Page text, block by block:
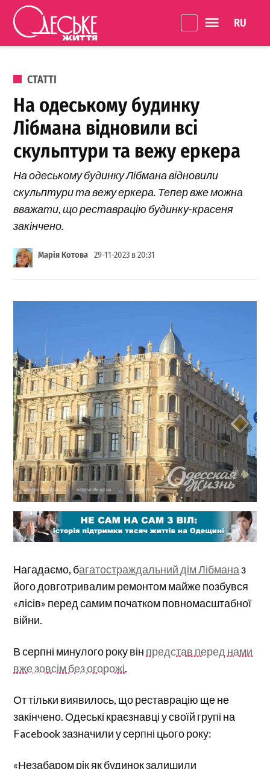
Перейти до вмісту
Життя
ОПУБЛІКОВАНО В
СТАТТІ
На одеському будинку
Лібмана відновили всі
скульптури та вежу еркера
На одеському будинку Лібмана відновили
скульптури та вежу еркера. Тепер вже можна
вважати, що реставрацію будинку-красеня
закінчено.
Марія Котова 29-11-2023 в 20:31
Нагадаємо, багатостраждальний дім Лібманаз
його довготривалим ремонтом майже позбувся
«лісів» перед самим початком повномасштабної
війни.
В серпні минулого року він представ перед нами
вже зовсім без огорожі.
От тільки виявилось, що реставрацію ще не
закінчено. Одеські краєзнавці у своїй групі на
Facebook зазначили у серпні цього року:
«Незабаром рік як будинок залишили